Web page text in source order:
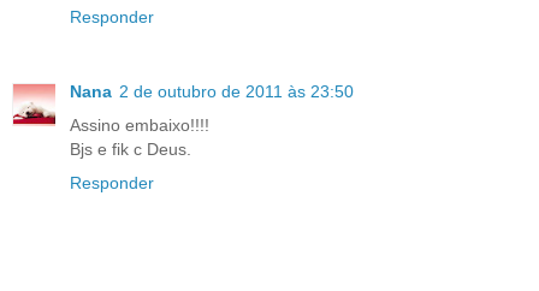
Responder
Nana 2 de outubro de 2011 às 23:50
Assino embaixo!!!!
Bjs e fik c Deus.
Responder